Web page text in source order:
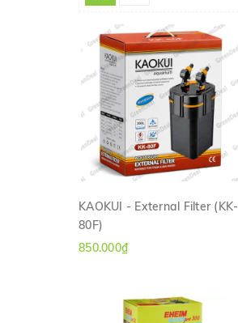
KAOKUI - External Filter (KK-
80F)
850.000₫